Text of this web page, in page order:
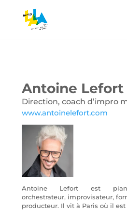
Antoine Lefort
Direction, coach d’impro
www.antoinelefort.com
Antoine Lefort est
orchestrateur, improvisateur,
producteur. Il vit à Paris où il est